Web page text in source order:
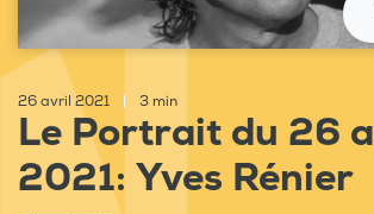
26 avril 2021 3 min
Le Portrait du 26
2021: Yves Rénier